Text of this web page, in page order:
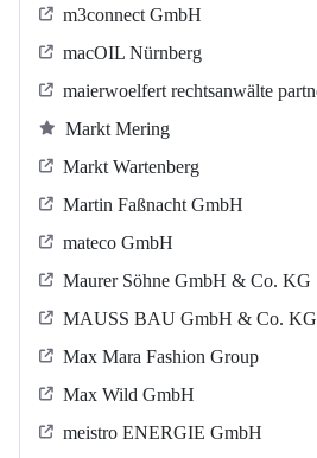
m3connect GmbH
macOIL Nürnberg
maierwoelfert rechtsanwälte
Markt Mering
Markt Wartenberg
Martin Faßnacht GmbH
mateco GmbH
Maurer Söhne GmbH & Co. KG
MAUSS BAU GmbH & Co. KG
Max Mara Fashion Group
Max Wild GmbH
meistro ENERGIE GmbH